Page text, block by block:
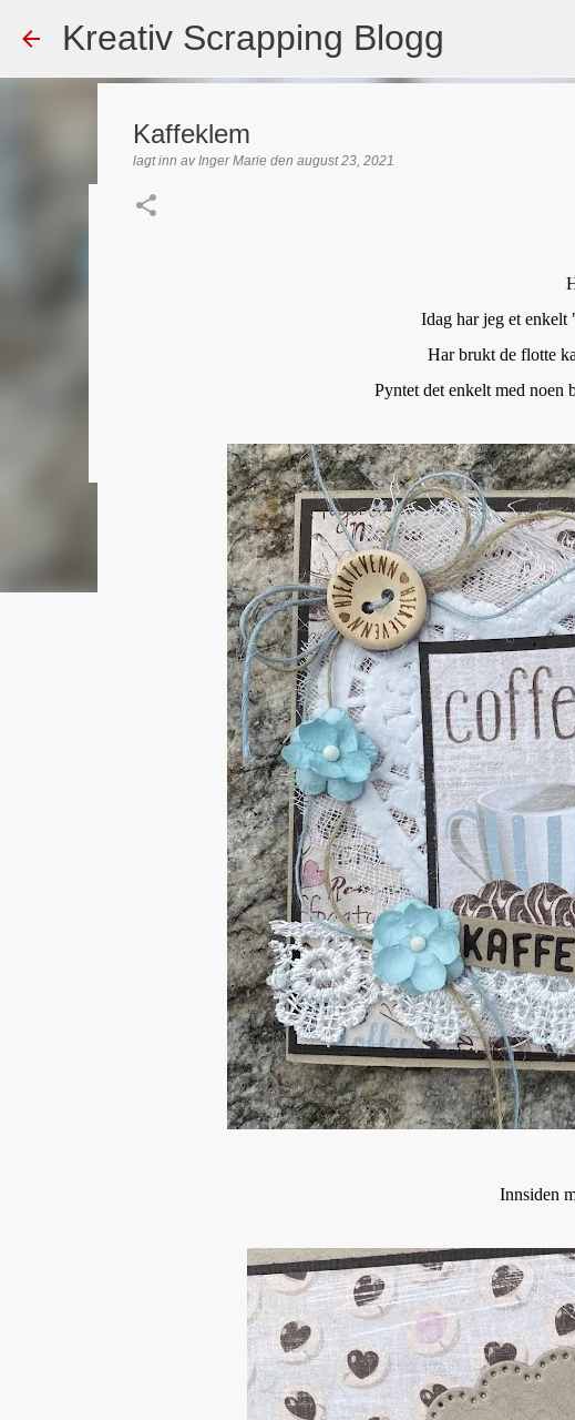
Kreativ Scrapping Blogg
Kaffeklem
lagt inn avInger Marie den august 23, 2021
Idag har jeg et
Har brukt de flotte
Pyntet det enkelt med noen
Innsiden